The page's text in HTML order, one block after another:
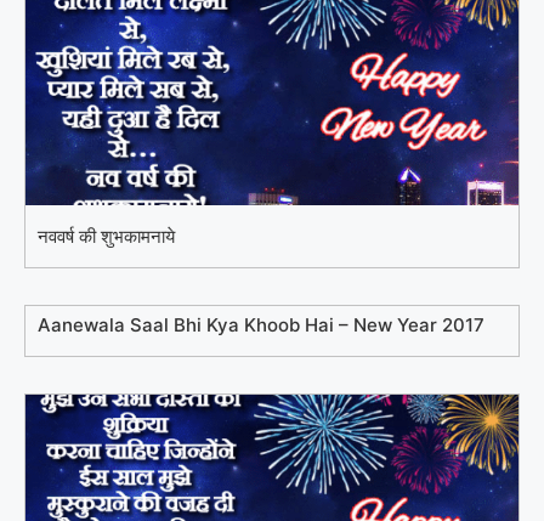
नववर्ष की शुभकामनाये
Aanewala Saal Bhi Kya Khoob Hai – New Year 2017